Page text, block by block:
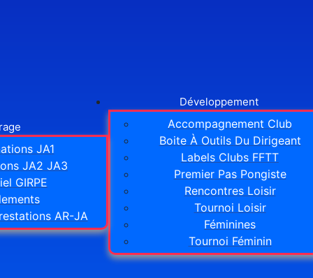
JA1
JA2 JA3
GIRPE
AR-JA
Développement
Accompagnement Club
Boite À Outils Du Dirigeant
Labels Clubs FFTT
Premier Pas Pongiste
Rencontres Loisir
Tournoi Loisir
Féminines
Tournoi Féminin